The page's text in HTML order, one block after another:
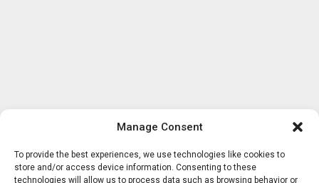
Manage Consent
To provide the best experiences, we use technologies like cookies to
store and/or access device information. Consenting to these
technologies will allow us to process data such as browsing behavior or